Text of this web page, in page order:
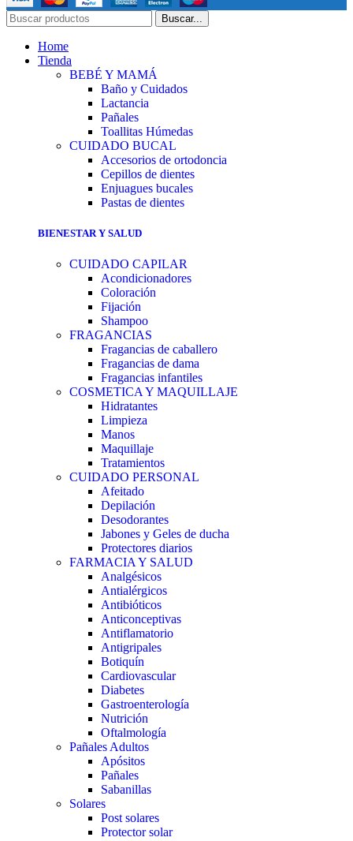
Buscar...
Home
Tienda
BEBÉ Y MAMÁ
Baño y Cuidados
Lactancia
Pañales
Toallitas Húmedas
CUIDADO BUCAL
Accesorios de ortodoncia
Cepillos de dientes
Enjuagues bucales
Pastas de dientes
BIENESTAR Y SALUD
CUIDADO CAPILAR
Acondicionadores
Coloración
Fijación
Shampoo
FRAGANCIAS
Fragancias de caballero
Fragancias de dama
Fragancias infantiles
COSMETICA Y MAQUILLAJE
Hidratantes
Limpieza
Manos
Maquillaje
Tratamientos
CUIDADO PERSONAL
Afeitado
Depilación
Desodorantes
Jabones y Geles de ducha
Protectores diarios
FARMACIA Y SALUD
Analgésicos
Antialérgicos
Antibióticos
Anticonceptivas
Antiflamatorio
Antigripales
Botiquín
Cardiovascular
Diabetes
Gastroenterología
Nutrición
Oftalmología
Pañales Adultos
Apósitos
Pañales
Sabanillas
Solares
Post solares
Protector solar